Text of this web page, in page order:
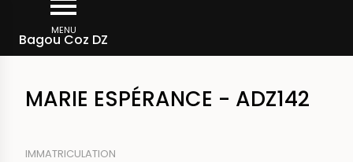
contenu
MENU
Bagou Coz DZ
d'Ariane
Rechercher un bateau
MARIE ESPÉRANCE - ADZ142
IMMATRICULATION